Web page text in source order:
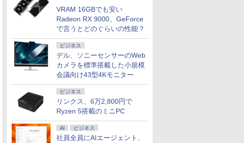
VRAM 16GBでも安い
Radeon RX 9000、GeForce
で言うとどのぐらいの性能？
ビジネス
デル、ソニーセンサーのWeb
カメラを標準搭載した小規模
会議向け43型4Kモニター
ビジネス
リンクス、6万2,800円で
Ryzen 5搭載のミニPC
AI ビジネス
社員全員にAIエージェント、